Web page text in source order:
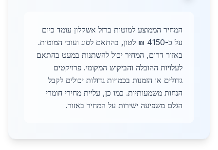
המחיר הממוצע למוטות ברזל אשקלון עומד כיום
על כ-4150 ₪ לטון, בהתאם לסוג ועובי המוטות.
באזור דרום, המחיר יכול להשתנות במעט בהתאם
לעלויות ההובלה והביקוש המקומי. פרויקטים
גדולים או הזמנות בכמויות גדולות יכולים לקבל
הנחות משמעותיות. כמו כן, עליית מחירי חומרי
הגלם משפיעה ישירות על המחיר באזור.